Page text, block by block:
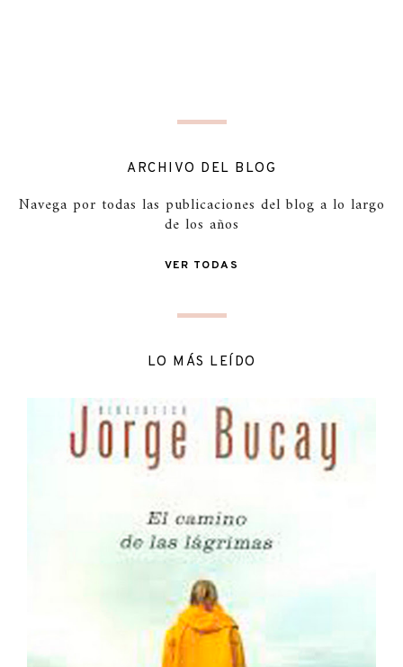
ARCHIVO DEL BLOG
Navega por todas las publicaciones del blog a lo largo
de los años
VER TODAS
LO MÁS LEÍDO